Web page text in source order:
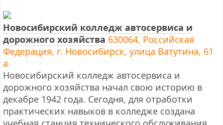
Новосибирский колледж автосервиса и
дорожного хозяйства 630064, Российская
Федерация, г. Новосибирск, улица Ватутина, 61
а
Новосибирский колледж автосервиса и
дорожного хозяйства начал свою историю в
декабре 1942 года. Сегодня, для отработки
практических навыков в колледже создана